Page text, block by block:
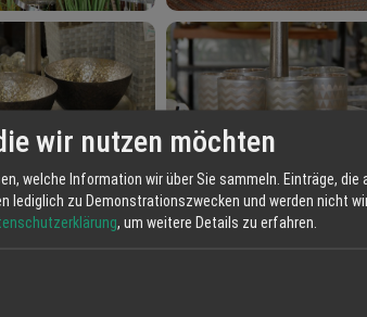
wir nutzen möchten
welche Information wir über Sie sammeln. Einträge, die
lediglich zu Demonstrationszwecken und werden nicht
, um weitere Details zu erfahren.